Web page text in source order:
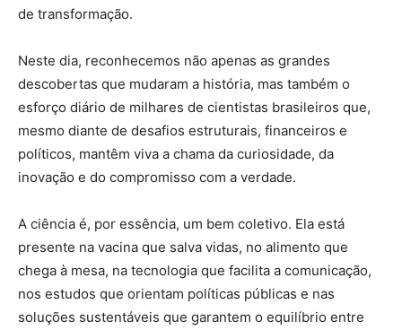
de transformação.
Neste dia, reconhecemos não apenas as grandes
descobertas que mudaram a história, mas também o
esforço diário de milhares de cientistas brasileiros que,
mesmo diante de desafios estruturais, financeiros e
políticos, mantêm viva a chama da curiosidade, da
inovação e do compromisso com a verdade.
A ciência é, por essência, um bem coletivo. Ela está
presente na vacina que salva vidas, no alimento que
chega à mesa, na tecnologia que facilita a comunicação,
nos estudos que orientam políticas públicas e nas
soluções sustentáveis que garantem o equilíbrio entre